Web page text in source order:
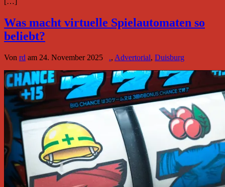
Was macht virtuelle Spielautomaten so
beliebt?
Von rd am 24. November 2025 ., Advertorial, Duisburg